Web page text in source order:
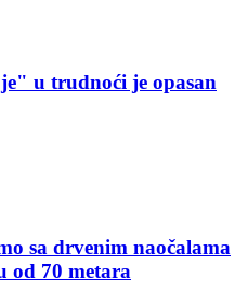
u trudnoći je opasan
sa drvenim naočalama
od 70 metara